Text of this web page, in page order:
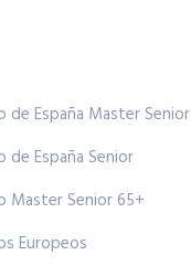
de España Master Senior
de España Senior
Master Senior 65+
Europeos